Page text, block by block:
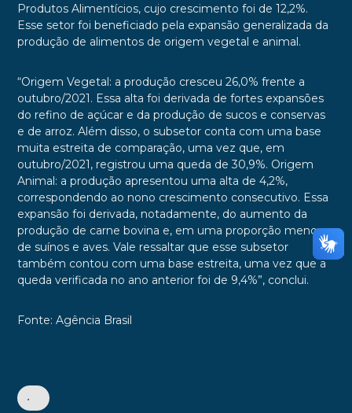
Produtos Alimentícios, cujo crescimento foi de 12,2%.
Esse setor foi beneficiado pela expansão generalizada da
produção de alimentos de origem vegetal e animal.
“Origem Vegetal: a produção cresceu 26,0% frente a
outubro/2021. Essa alta foi derivada de fortes expansões
do refino de açúcar e da produção de sucos e conservas
e de arroz. Além disso, o subsetor conta com uma base
muita estreita de comparação, uma vez que, em
outubro/2021, registrou uma queda de 30,9%. Origem
Animal: a produção apresentou uma alta de 4,2%,
correspondendo ao nono crescimento consecutivo. Essa
expansão foi derivada, notadamente, do aumento da
produção de carne bovina e, em uma proporção menor,
de suínos e aves. Vale ressaltar que esse subsetor
também contou com uma base estreita, uma vez que a
queda verificada no ano anterior foi de 9,4%”, conclui.
Fonte: Agência Brasil
•